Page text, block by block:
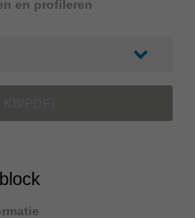
en profileren